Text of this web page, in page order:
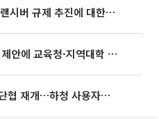
[특징주] 美 중국산 광트랜시버 규제 추진에 대한광통신 등 광통신株 강세
·지역대학 서·논술형 입시 연계 '착수'
현대차·기아, 이번 주 임단협 재개…하청 사용자성 재심도 ‘변수’